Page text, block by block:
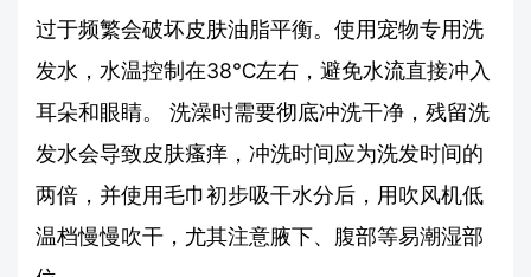
过于频繁会破坏皮肤油脂平衡。使用宠物专用洗
发水，水温控制在38℃左右，避免水流直接冲入
耳朵和眼睛。 洗澡时需要彻底冲洗干净，残留洗
发水会导致皮肤瘙痒，冲洗时间应为洗发时间的
两倍，并使用毛巾初步吸干水分后，用吹风机低
温档慢慢吹干，尤其注意腋下、腹部等易潮湿部